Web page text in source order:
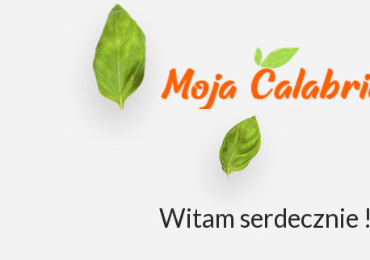
Witam serdecznie !